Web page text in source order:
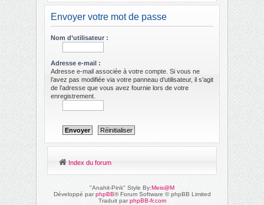
ec
Envoyer votre mot de passe
Nom d’utilisateur :
Adresse e-mail :
Adresse e-mail associée à votre compte. Si vous ne
l’avez pas modifiée via votre panneau d’utilisateur, il s’agit
de l’adresse que vous avez fournie lors de votre
enregistrement.
Index du forum
"Anahit-Pink" Style By:Meis@M
Développé parphpBB® Forum Software © phpBB Limited
Traduit parphpBB-fr.com